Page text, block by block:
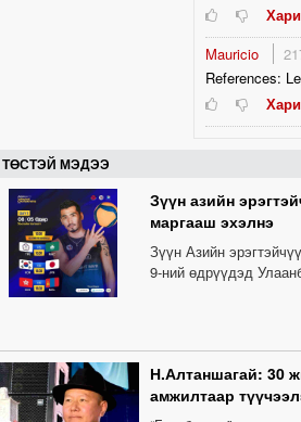
Mauricio
References:
ТӨСТЭЙ МЭДЭЭ
Зүүн азийн
маргааш эхэлнэ
Зүүн Азийн
9-ний өдрүүдэд
Н.Алтаншагай: 30
амжилтаар